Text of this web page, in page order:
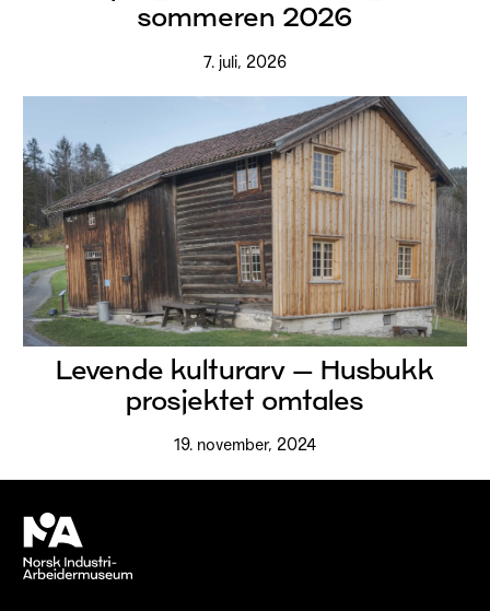
sommeren 2026
7. juli, 2026
Levende kulturarv – Husbukk
prosjektet omtales
19. november, 2024